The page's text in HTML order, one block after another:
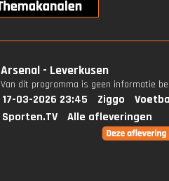
Arsenal - Leverkusen
Van dit programma is geen informatie
17-03-2026 23:45 Ziggo
Sporten.TV
Alle afleveringen